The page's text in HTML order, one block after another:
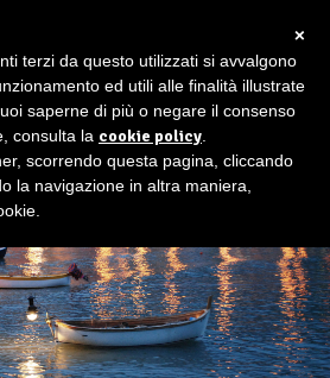
×
terzi da questo utilizzati si avvalgono
ed utili alle finalità illustrate
saperne di più o negare il consenso
consulta la cookie policy
scorrendo questa pagina, cliccando
la navigazione in altra maniera,